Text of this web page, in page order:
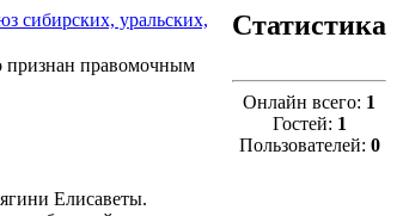
сибирских, уральских,
признан правомочным
Елисаветы.
Статистика
Онлайн всего: 1
Гостей: 1
Пользователей: 0